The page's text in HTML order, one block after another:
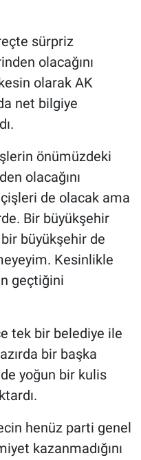
sürpriz
olacağını
olarak AK
net bilgiye
önümüzdeki
olacağını
de olacak ama
Bir büyükşehir
büyükşehir de
Kesinlikle
geçtiğini
tek bir belediye ile
bir başka
yoğun bir kulis
henüz parti genel
kazanmadığını